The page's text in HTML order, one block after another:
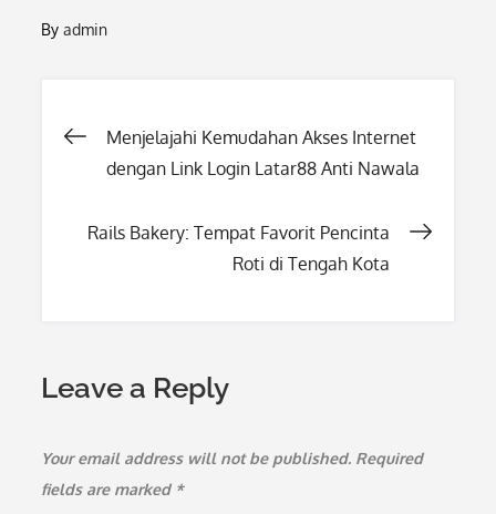
Byadmin
Post
Menjelajahi Kemudahan Akses Internet
dengan Link Login Latar88 Anti Nawala
Rails Bakery: Tempat Favorit Pencinta
Roti di Tengah Kota
Leave a Reply
Your email address will not be published. Required
fields are marked *